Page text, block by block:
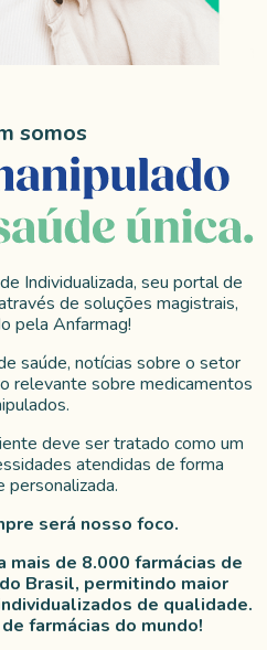
somos
Individualizada, seu portal de
de soluções magistrais,
pela Anfarmag!
saúde, notícias sobre o setor
relevante sobre medicamentos
deve ser tratado como um
atendidas de forma
personalizada.
será nosso foco.
mais de 8.000 farmácias de
Brasil, permitindo maior
de qualidade.
farmácias do mundo!